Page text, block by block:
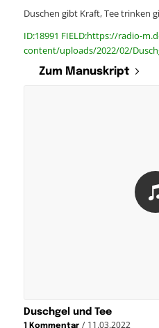
Duschen gibt Kraft, Tee trinken
ID:18991 FIELD:https://radio-
content/uploads/2022/02/
Zum Manuskript
Duschgel und Tee
1 Kommentar / 11.03.2022